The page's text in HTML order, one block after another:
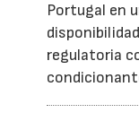
Portugal en
regulatoria